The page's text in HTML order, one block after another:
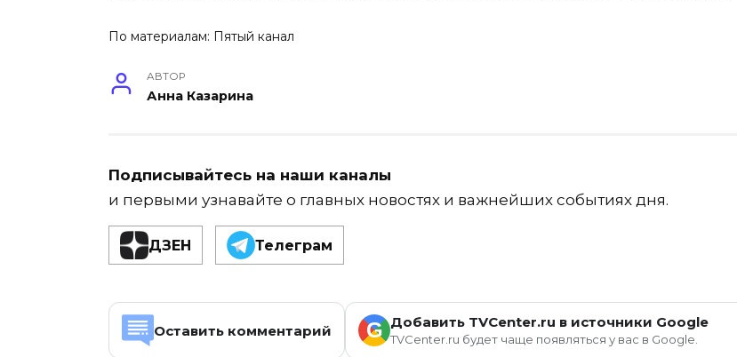
По материалам: Пятый канал
АВТОР
Анна Казарина
Подписывайтесь на наши каналы
и первыми узнавайте о главных новостях и важнейших событиях дня.
ДЗЕН Телеграм
Оставить комментарий G Добавить TVCenter.ru в источники Google
TVCenter.ru будет чаще появляться у вас в Google.